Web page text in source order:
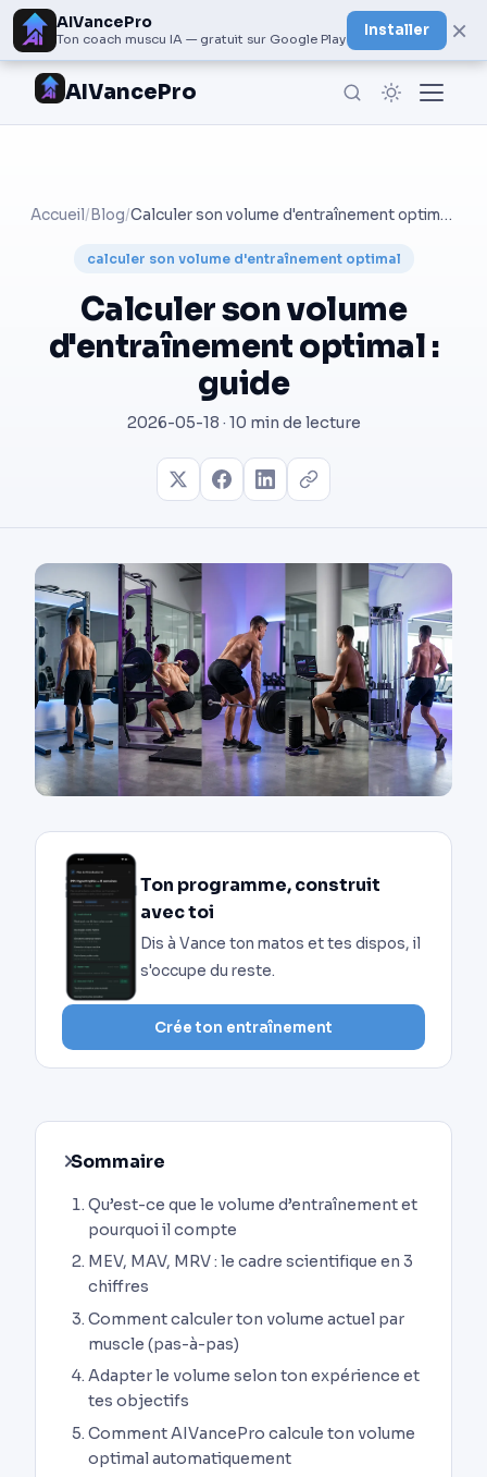
AIVancePro
Ton coach muscu IA — gratuit sur Google Play
Installer ×
AIVancePro
Accueil/ Blog/ Calculer son volume d'entraînement optimal : guide
calculer son volume d'entraînement optimal
Calculer son volume
d'entraînement optimal :
guide
2026-05-18 · 10 min de lecture
Ton programme, construit
avec toi
Dis à Vance ton matos et tes dispos, il
s'occupe du reste.
Crée ton entraînement
Sommaire
Qu’est-ce que le volume d’entraînement et
pourquoi il compte
MEV, MAV, MRV : le cadre scientifique en 3
chiffres
Comment calculer ton volume actuel par
muscle (pas-à-pas)
Adapter le volume selon ton expérience et
tes objectifs
Comment AIVancePro calcule ton volume
optimal automatiquement